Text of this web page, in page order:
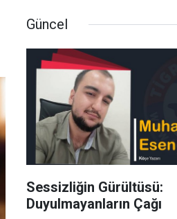
Güncel
Sessizliğin Gürültüsü:
Duyulmayanların Çağı